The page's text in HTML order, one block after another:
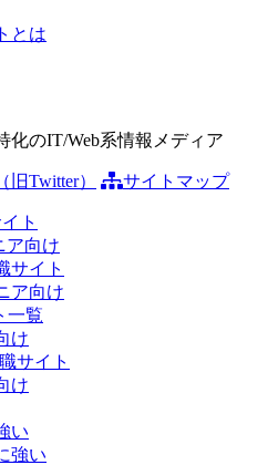
とは
化のIT/Web系情報メディア
旧Twitter） サイトマップ
ト
ア向け
サイト
ア向け
一覧
け
サイト
け
い
強い